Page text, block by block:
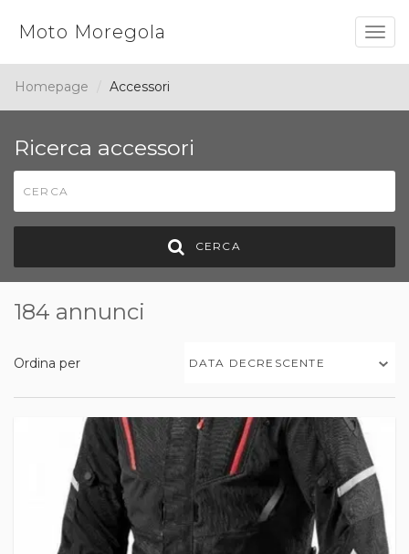
Moto Moregola
Homepage Accessori
Ricerca accessori
CERCA
184 annunci
Ordina per DATA DECRESCENTE